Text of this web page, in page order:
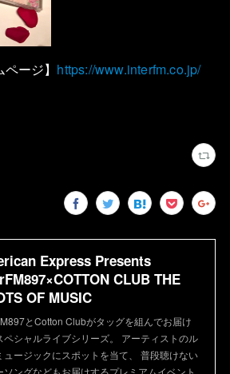
ージ】 https://www.interfm.co.jp/
Express Presents
CLUB THE
OF MUSIC
とCotton Clubがタッグを組んでお届け
ペシャルライブシリーズ。 アーティストのル
ュージックにスポットを当て、 普段聴けない
ソングなどもお届けするプレミアムイベント